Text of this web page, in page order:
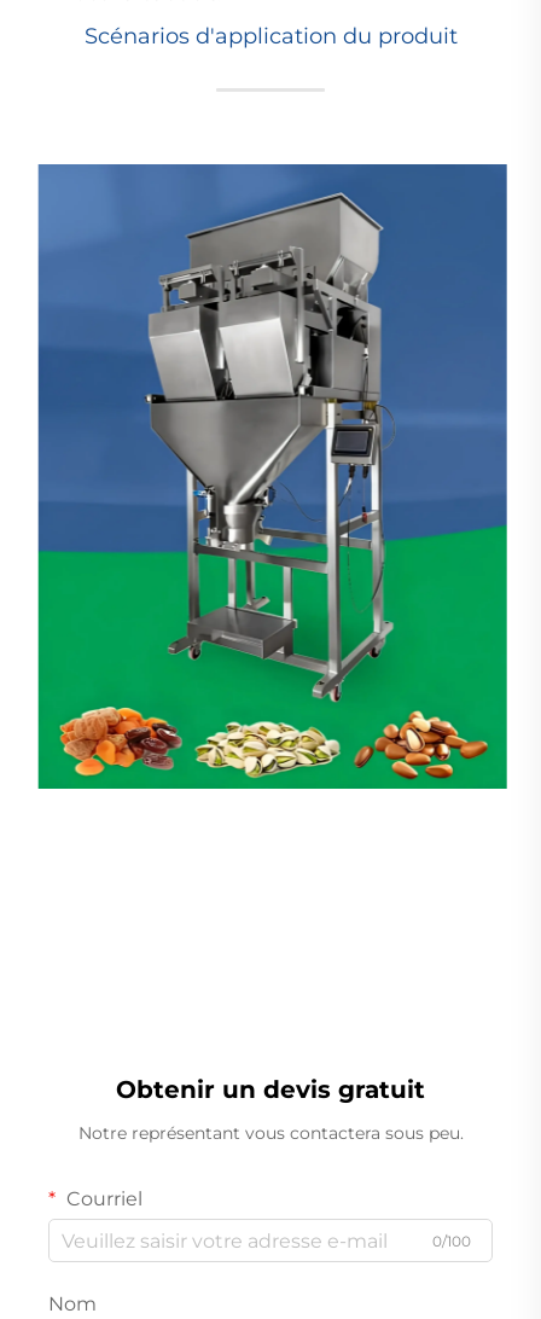
Scénarios d'application du produit
Obtenir un devis gratuit
Notre représentant vous contactera sous peu.
Courriel
0/100
Nom